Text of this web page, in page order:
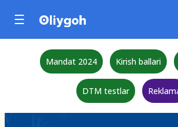
Mandat 2024 Kirish ballari
DTM testlar